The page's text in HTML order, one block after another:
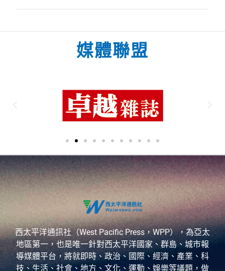
媒體聯盟
西太平洋通訊社（West Pacific Press，WPP），為亞太
地區第一，也是唯一針對西太平洋國家、群島、城市報
導媒體平台，將就即時、政治、國際、經濟、產業、科
技、生活、社會、地方、文化、運動、娛樂等議題，做